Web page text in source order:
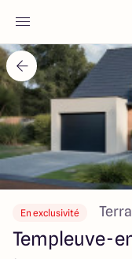
Accueil
Nos
Nos
Votre projet
En exclusivité
Templeuve-